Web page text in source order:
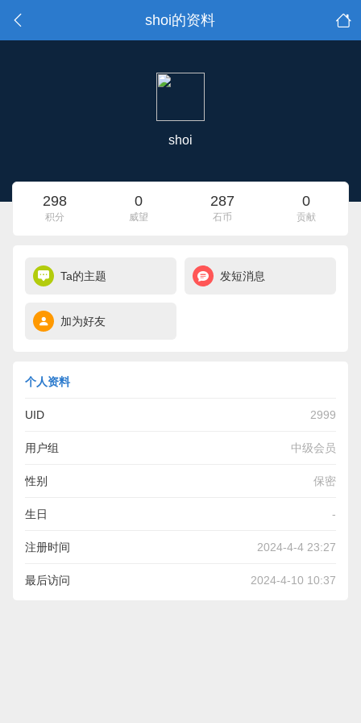
shoi的资料
shoi
298
积分
0
威望
287
石币
0
贡献
Ta的主题 发短消息
加为好友
个人资料
UID 2999
用户组 中级会员
性别 保密
生日 -
注册时间 2024-4-4 23:27
最后访问 2024-4-10 10:37